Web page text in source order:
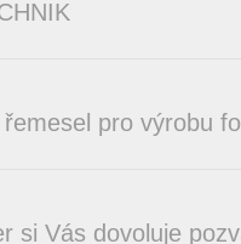
pro výrobu
si Vás dovoluje